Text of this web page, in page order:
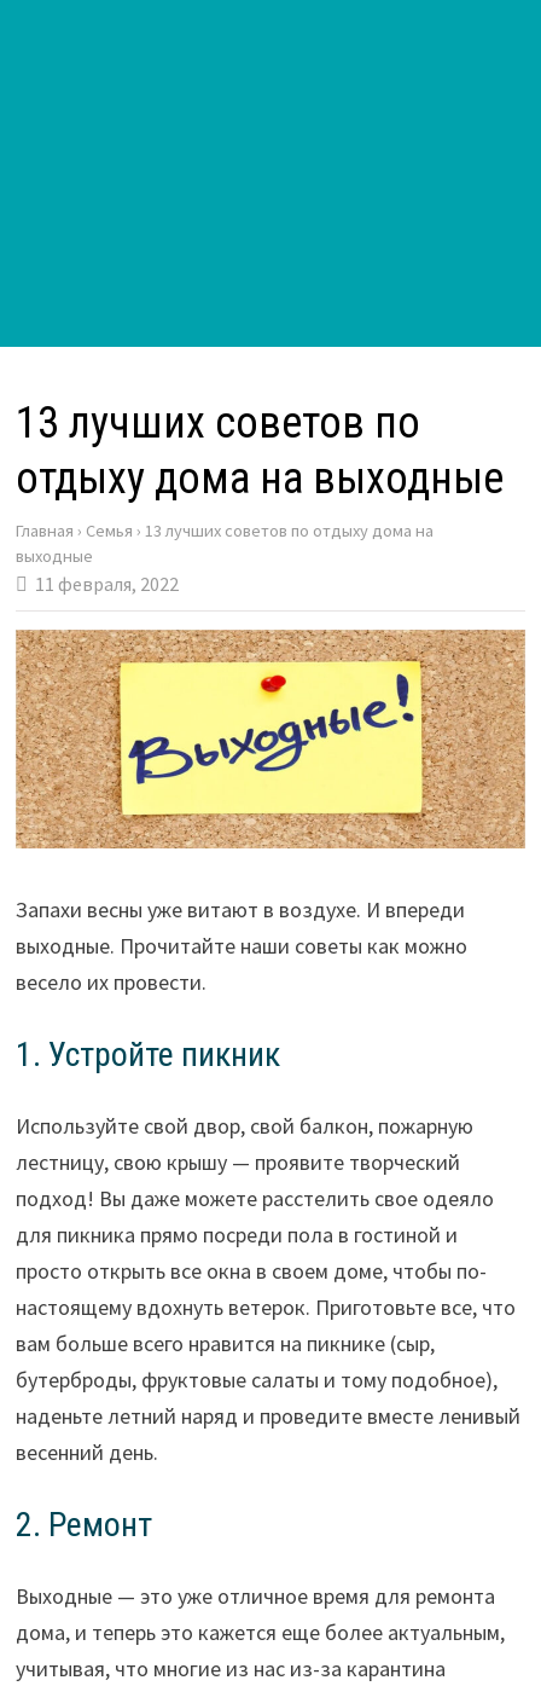
13 лучших советов по
отдыху дома на выходные
Главная › Семья › 13 лучших советов по отдыху дома на
выходные
11 февраля, 2022
Запахи весны уже витают в воздухе. И впереди
выходные. Прочитайте наши советы как можно
весело их провести.
1. Устройте пикник
Используйте свой двор, свой балкон, пожарную
лестницу, свою крышу — проявите творческий
подход! Вы даже можете расстелить свое одеяло
для пикника прямо посреди пола в гостиной и
просто открыть все окна в своем доме, чтобы по-
настоящему вдохнуть ветерок. Приготовьте все, что
вам больше всего нравится на пикнике (сыр,
бутерброды, фруктовые салаты и тому подобное),
наденьте летний наряд и проведите вместе ленивый
весенний день.
2. Ремонт
Выходные — это уже отличное время для ремонта
дома, и теперь это кажется еще более актуальным,
учитывая, что многие из нас из-за карантина